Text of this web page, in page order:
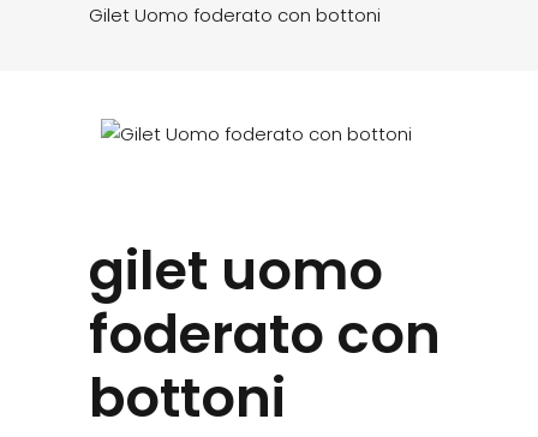
Gilet Uomo foderato con bottoni
gilet uomo
foderato con
bottoni